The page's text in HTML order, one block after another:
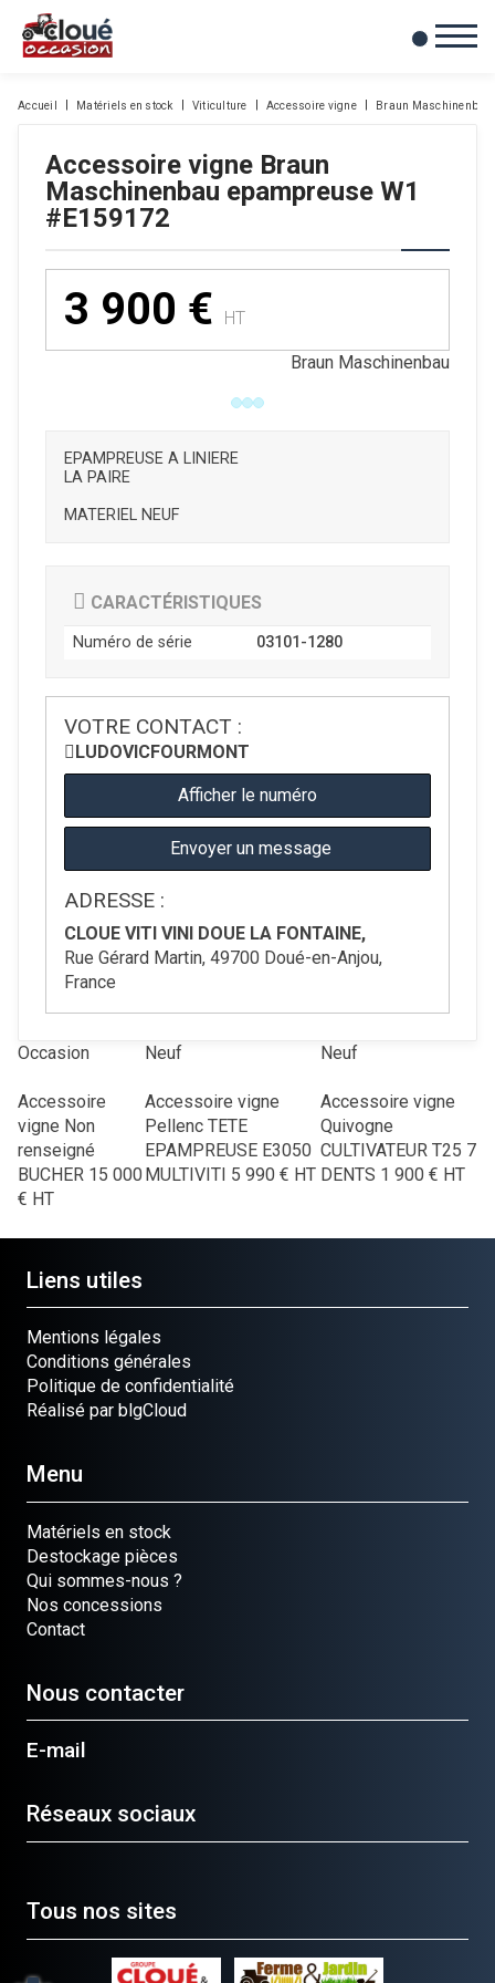
Mes favoris
0
Accueil Matériels en stock Viticulture Accessoire vigne Braun Maschinenbau
Accessoire vigne Braun
Maschinenbau epampreuse W1
#E159172
EPAMPREUSE A LINIERE
LA PAIRE
MATERIEL NEUF
CARACTÉRISTIQUES
Numéro de série 03101-1280
3 900 € HT
Braun Maschinenbau
VOTRE CONTACT :
LUDOVICFOURMONT
Afficher le numéro
Envoyer un message
ADRESSE :
CLOUE VITI VINI DOUE LA FONTAINE,
Rue Gérard Martin, 49700 Doué-en-Anjou,
France
Occasion
Accessoire
vigne Non
renseigné
BUCHER 15 000
€ HT
Neuf
Accessoire vigne
Pellenc TETE
EPAMPREUSE E3050
MULTIVITI 5 990 € HT
Neuf
Accessoire vigne
Quivogne
CULTIVATEUR T25 7
DENTS 1 900 € HT
Liens utiles
Mentions légales
Conditions générales
Politique de confidentialité
Réalisé par blgCloud
Menu
Matériels en stock
Destockage pièces
Qui sommes-nous ?
Nos concessions
Contact
Nous contacter
E-mail
Réseaux sociaux
Tous nos sites